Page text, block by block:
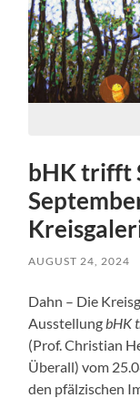
bHK trifft
AUGUST 24, 2024
Dahn – Die
Ausstellung bHK
(Prof. Christian
Überall) vom
den pfälzischen